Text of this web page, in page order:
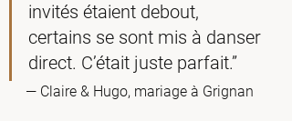
invités étaient debout,
certains se sont mis à danser
direct. C’était juste parfait.”
— Claire & Hugo, mariage à Grignan